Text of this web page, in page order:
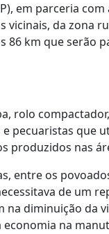
em parceria
da zona
86 km que serão
rolo
que
nas
os
de um
diminuição
na